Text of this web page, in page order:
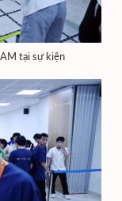
tại sự kiện